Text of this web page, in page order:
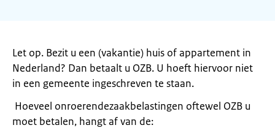
Let op. Bezit u een (vakantie) huis of appartement in
Nederland? Dan betaalt u OZB. U hoeft hiervoor niet
in een gemeente ingeschreven te staan.
Hoeveel onroerendezaakbelastingen oftewel OZB u
moet betalen, hangt af van de: